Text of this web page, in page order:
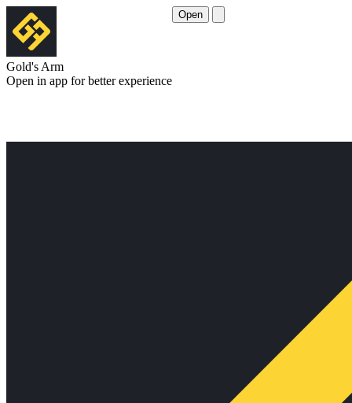
Gold's Arm
Open in app for better experience
Open